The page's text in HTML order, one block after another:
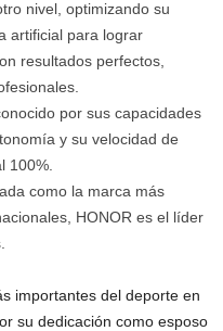
nivel, optimizando su
artificial para lograr
resultados perfectos,
por sus capacidades
y su velocidad de
100%.
como la marca más
HONOR es el líder
importantes del deporte en
su dedicación como esposo